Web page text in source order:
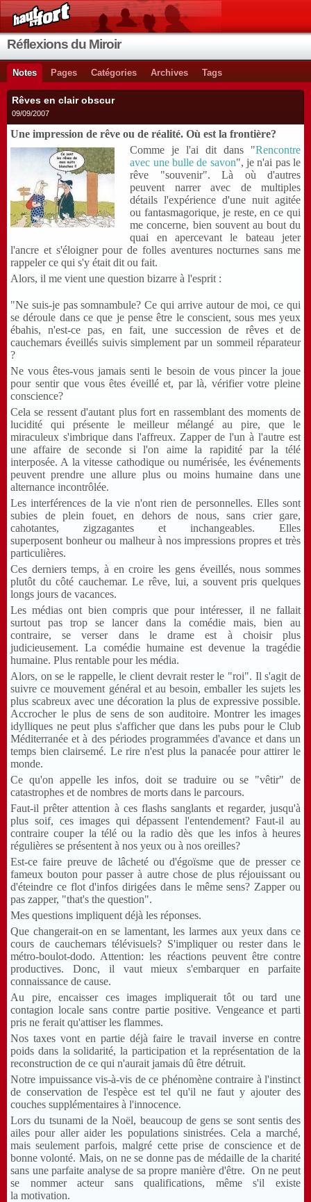
Réflexions du Miroir
Notes Pages Catégories Archives Tags
Rêves en clair obscur
09/09/2007
Une impression de rêve ou de réalité. Où est la frontière?
Comme je l'ai dit dans "Rencontre
avec une bulle de savon", je n'ai pas le
rêve "souvenir". Là où d'autres
peuvent narrer avec de multiples
détails l'expérience d'une nuit agitée
ou fantasmagorique, je reste, en ce qui
me concerne, bien souvent au bout du
quai en apercevant le bateau jeter
l'ancre et s'éloigner pour de folles aventures nocturnes sans me
rappeler ce qui s'y était dit ou fait.
Alors, il me vient une question bizarre à l'esprit :
"Ne suis-je pas somnambule? Ce qui arrive autour de moi, ce qui
se déroule dans ce que je pense être le conscient, sous mes yeux
ébahis, n'est-ce pas, en fait, une succession de rêves et de
cauchemars éveillés suivis simplement par un sommeil réparateur
?
Ne vous êtes-vous jamais senti le besoin de vous pincer la joue
pour sentir que vous êtes éveillé et, par là, vérifier votre pleine
conscience?
Cela se ressent d'autant plus fort en rassemblant des moments de
lucidité qui présente le meilleur mélangé au pire, que le
miraculeux s'imbrique dans l'affreux. Zapper de l'un à l'autre est
une affaire de seconde si l'on aime la rapidité par la télé
interposée. A la vitesse cathodique ou numérisée, les événements
peuvent prendre une allure plus ou moins humaine dans une
alternance incontrôlée.
Les interférences de la vie n'ont rien de personnelles. Elles sont
subies de plein fouet, en dehors de nous, sans crier gare,
cahotantes, zigzagantes et inchangeables. Elles
superposent bonheur ou malheur à nos impressions propres et très
particulières.
Ces derniers temps, à en croire les gens éveillés, nous sommes
plutôt du côté cauchemar. Le rêve, lui, a souvent pris quelques
longs jours de vacances.
Les médias ont bien compris que pour intéresser, il ne fallait
surtout pas trop se lancer dans la comédie mais, bien au
contraire, se verser dans le drame est à choisir plus
judicieusement. La comédie humaine est devenue la tragédie
humaine. Plus rentable pour les média.
Alors, on se le rappelle, le client devrait rester le "roi". Il s'agit de
suivre ce mouvement général et au besoin, emballer les sujets les
plus scabreux avec une décoration la plus de expressive possible.
Accrocher le plus de sens de son auditoire. Montrer les images
idylliques ne peut plus s'afficher que dans les pubs pour le Club
Méditerranée et à des périodes programmées d'avance et dans un
temps bien clairsemé. Le rire n'est plus la panacée pour attirer le
monde.
Ce qu'on appelle les infos, doit se traduire ou se "vêtir" de
catastrophes et de nombres de morts dans le parcours.
Faut-il prêter attention à ces flashs sanglants et regarder, jusqu'à
plus soif, ces images qui dépassent l'entendement? Faut-il au
contraire couper la télé ou la radio dès que les infos à heures
régulières se présentent à nos yeux ou à nos oreilles?
Est-ce faire preuve de lâcheté ou d'égoïsme que de presser ce
fameux bouton pour passer à autre chose de plus réjouissant ou
d'éteindre ce flot d'infos dirigées dans le même sens? Zapper ou
pas zapper, "that's the question".
Mes questions impliquent déjà les réponses.
Que changerait-on en se lamentant, les larmes aux yeux dans ce
cours de cauchemars télévisuels? S'impliquer ou rester dans le
métro-boulot-dodo. Attention: les réactions peuvent être contre
productives. Donc, il vaut mieux s'embarquer en parfaite
connaissance de cause.
Au pire, encaisser ces images impliquerait tôt ou tard une
contagion locale sans contre partie positive. Vengeance et parti
pris ne ferait qu'attiser les flammes.
Nos taxes vont en partie déjà faire le travail inverse en contre
poids dans la solidarité, la participation et la représentation de la
reconstruction de ce qui n'aurait jamais dû être détruit.
Notre impuissance vis-à-vis de ce phénomène contraire à l'instinct
de conservation de l'espèce est tel qu'il ne faut y ajouter des
couches supplémentaires à l'innocence.
Lors du tsunami de la Noël, beaucoup de gens se sont sentis des
ailes pour aller aider les populations sinistrées. Cela a marché,
mais seulement parfois, malgré cette prise de conscience et de
bonne volonté. Mais, on ne se donne pas de médaille de la charité
sans une parfaite analyse de sa propre manière d'être. On ne peut
se nommer acteur sans qualifications, même s'il existe
la motivation.